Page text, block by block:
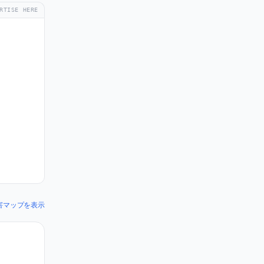
HERE
マップを表示